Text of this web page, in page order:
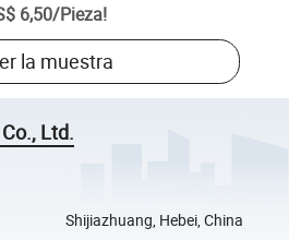
6,50/Pieza!
la muestra
Ltd.
Shijiazhuang, Hebei, China